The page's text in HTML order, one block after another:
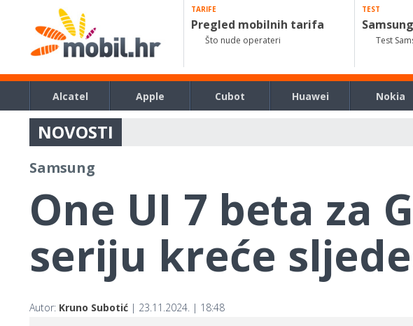
TARIFE
Pregled mobilnih tarifa
Što nude operateri
TEST
Test
Alcatel Apple Cubot Huawei Nokia
NOVOSTI
Samsung
One UI 7 beta za
seriju kreće
Autor: Kruno Subotić | 23.11.2024. | 18:48